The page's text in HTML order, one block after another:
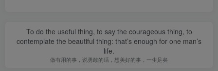
To do the useful thing, to say the courageous thing, to
contemplate the beautiful thing: that’s enough for one man’s
life.
做有用的事，说勇敢的话，想美好的事，一生足矣